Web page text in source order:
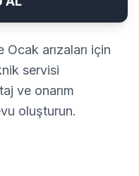
arızaları için
servisi
ve onarım
oluşturun.